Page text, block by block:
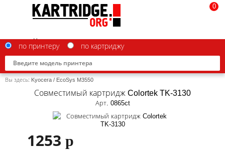
Canon
по принтеру по картриджу
0
Вы здесь: Kyocera / EcoSys M3550
Совместимый картридж Colortek TK-3130
Арт. 0865ct
1253 p